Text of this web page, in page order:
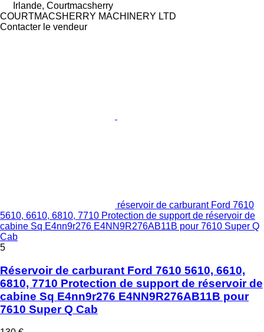
Irlande, Courtmacsherry
COURTMACSHERRY MACHINERY LTD
Contacter le vendeur
réservoir de carburant Ford 7610
5610, 6610, 6810, 7710 Protection de support de réservoir de
cabine Sq E4nn9r276 E4NN9R276AB11B pour 7610 Super Q
Cab
5
Réservoir de carburant Ford 7610 5610, 6610,
6810, 7710 Protection de support de réservoir de
cabine Sq E4nn9r276 E4NN9R276AB11B pour
7610 Super Q Cab